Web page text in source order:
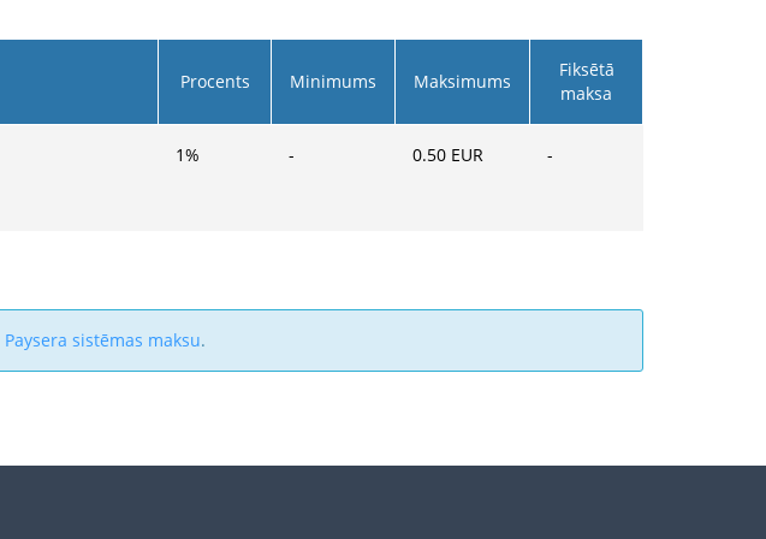
Procents Minimums Maksimums
Fiksētā
maksa
1% - 0.50 EUR -
Paysera sistēmas maksu.